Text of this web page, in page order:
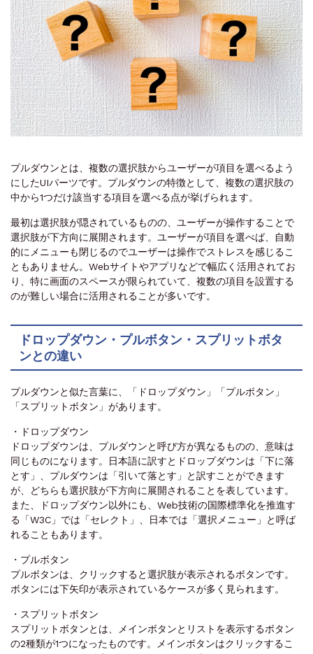
プルダウンとは、複数の選択肢からユーザーが項目を選べるよう
にしたUIパーツです。プルダウンの特徴として、複数の選択肢の
中から1つだけ該当する項目を選べる点が挙げられます。
最初は選択肢が隠されているものの、ユーザーが操作することで
選択肢が下方向に展開されます。ユーザーが項目を選べば、自動
的にメニューも閉じるのでユーザーは操作でストレスを感じるこ
ともありません。Webサイトやアプリなどで幅広く活用されてお
り、特に画面のスペースが限られていて、複数の項目を設置する
のが難しい場合に活用されることが多いです。
ドロップダウン・プルボタン・スプリットボタ
ンとの違い
プルダウンと似た言葉に、「ドロップダウン」「プルボタン」
「スプリットボタン」があります。
・ドロップダウン
ドロップダウンは、プルダウンと呼び方が異なるものの、意味は
同じものになります。日本語に訳すとドロップダウンは「下に落
とす」、プルダウンは「引いて落とす」と訳すことができます
が、どちらも選択肢が下方向に展開されることを表しています。
また、ドロップダウン以外にも、Web技術の国際標準化を推進す
る「W3C」では「セレクト」、日本では「選択メニュー」と呼ば
れることもあります。
・プルボタン
プルボタンは、クリックすると選択肢が表示されるボタンです。
ボタンには下矢印が表示されているケースが多く見られます。
・スプリットボタン
スプリットボタンとは、メインボタンとリストを表示するボタン
の2種類が1つになったものです。メインボタンはクリックするこ